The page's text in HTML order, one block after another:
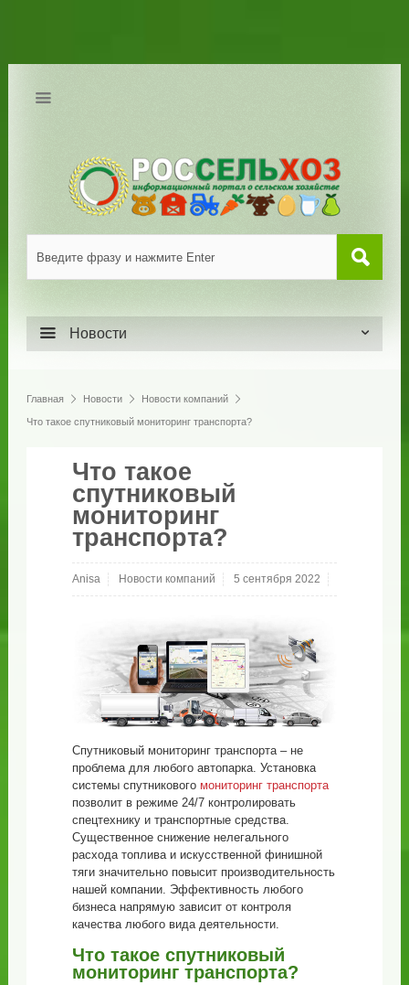
Новости
Главная Новости Новости компаний
Что такое спутниковый мониторинг транспорта?
Что такое
спутниковый
мониторинг
транспорта?
Anisa Новости компаний 5 сентября 2022
Спутниковый мониторинг транспорта – не
проблема для любого автопарка. Установка
системы спутникового мониторинг транспорта
позволит в режиме 24/7 контролировать
спецтехнику и транспортные средства.
Существенное снижение нелегального
расхода топлива и искусственной финишной
тяги значительно повысит производительность
нашей компании. Эффективность любого
бизнеса напрямую зависит от контроля
качества любого вида деятельности.
Что такое спутниковый
мониторинг транспорта?